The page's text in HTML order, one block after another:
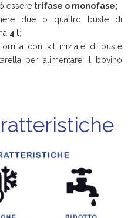
essere trifase o monofase;
due o quattro buste di
4 l;
con kit iniziale di buste
per alimentare il bovino